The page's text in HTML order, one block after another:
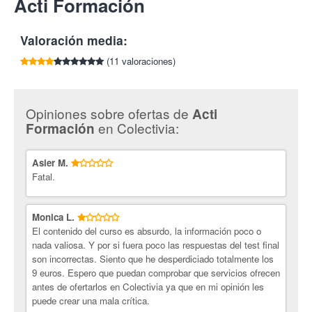
accesorios que necesite, eligiendo para él lo que mejor le sienta.
personal del cliente, deberá estar al día de las últimas
tendencias, conocerá las colecciones de las distintas firmas y
las tiendas de nueva inauguración... Todo esto son
Personal Shopper: Introducción. Pasos a seguir con el
cliente. Herramientas de trabajo
cuerpo. ¿Qué es lo más adecuado?
Colorimetría: Los colores.
Tejidos: Tipos de tejidos.
Diccionario de la moda: Listado.
Fondo de armario.
Ruta de tiendas.
Fichas de trabajo: Ficha morfológica. Ficha cliente. Ficha
vestuario. Ficha contrato.
¡Encuentra una nueva profesión con Colectivia!
de 9:30 a 14:30h)
Duración: 40 horas.
Acti Formación
Valoración media:
(11 valoraciones)
Opiniones sobre ofertas de Acti
Formación en Colectivia:
Asier M.
Fatal.
Monica L.
El contenido del curso es absurdo, la información poco o
nada valiosa. Y por si fuera poco las respuestas del test final
son incorrectas. Siento que he desperdiciado totalmente los
9 euros. Espero que puedan comprobar que servicios ofrecen
antes de ofertarlos en Colectivia ya que en mi opinión les
puede crear una mala crítica.